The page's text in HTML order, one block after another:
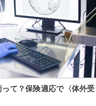
って？保険適応で〈体外受